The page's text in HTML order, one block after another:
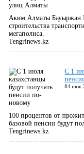
Аким Алматы Бауыржан
строительства
мегаполиса.
Tengrinews.kz
С 1
04 июн
100 процентов от
базовой пенсии будут
Tengrinews.kz